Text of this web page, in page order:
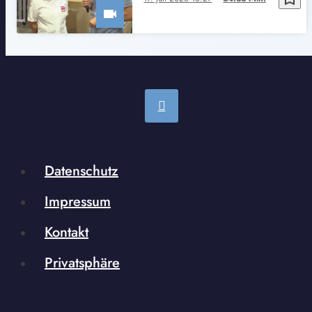
Datenschutz
Impressum
Kontakt
Privatsphäre